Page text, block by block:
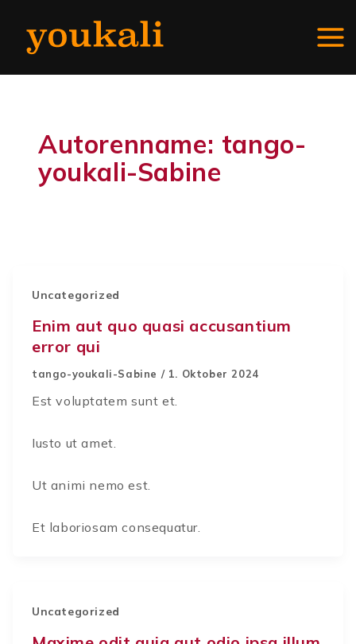
Inhalt
springen
Autorenname: tango-
youkali-Sabine
Uncategorized
Enim aut quo quasi accusantium
error qui
tango-youkali-Sabine / 1. Oktober 2024
Est voluptatem sunt et.
Iusto ut amet.
Ut animi nemo est.
Et laboriosam consequatur.
Uncategorized